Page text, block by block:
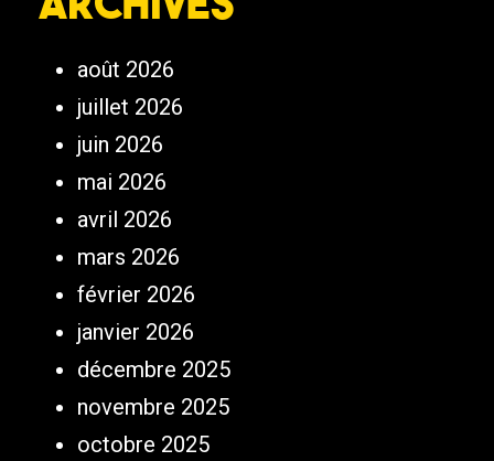
août 2026
juillet 2026
juin 2026
mai 2026
avril 2026
mars 2026
février 2026
janvier 2026
décembre 2025
novembre 2025
octobre 2025